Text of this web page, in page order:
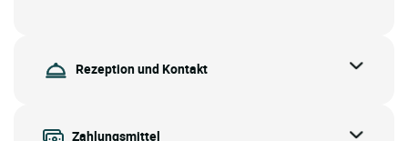
Rezeption und Kontakt
Zahlungsmittel